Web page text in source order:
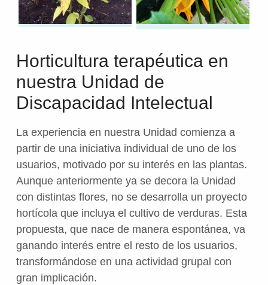
Horticultura terapéutica en
nuestra Unidad de
Discapacidad Intelectual
La experiencia en nuestra Unidad comienza a
partir de una iniciativa individual de uno de los
usuarios, motivado por su interés en las plantas.
Aunque anteriormente ya se decora la Unidad
con distintas flores, no se desarrolla un proyecto
hortícola que incluya el cultivo de verduras. Esta
propuesta, que nace de manera espontánea, va
ganando interés entre el resto de los usuarios,
transformándose en una actividad grupal con
gran implicación.